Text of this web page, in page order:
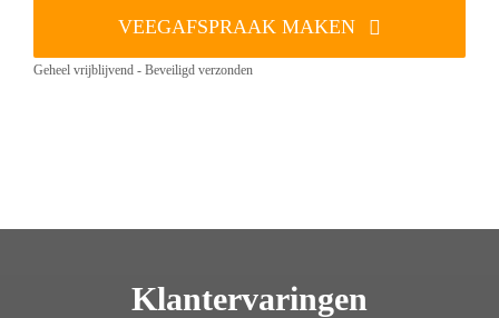
VEEGAFSPRAAK MAKEN
Geheel vrijblijvend - Beveiligd verzonden
Klantervaringen